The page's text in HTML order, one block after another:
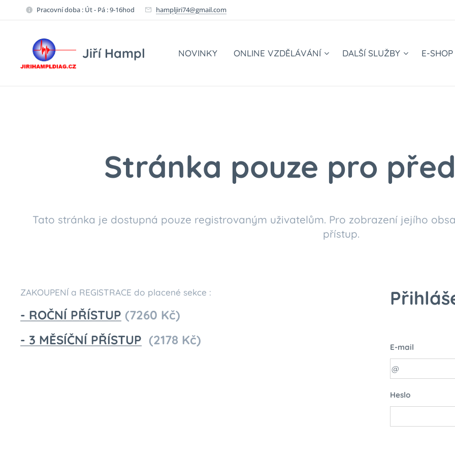
Pracovní doba : Út - Pá : 9-16hod hampljiri74@gmail.com
Jiří Hampl NOVINKY ONLINE VZDĚLÁVÁNÍ DALŠÍ SLUŽBY E-SHOP
Stránka pouze pro
Tato stránka je dostupná pouze registrovaným uživatelům. Pro zobrazení jejího
přístup.
ZAKOUPENÍ a REGISTRACE do placené sekce :
- ROČNÍ PŘÍSTUP (7260 Kč)
- 3 MĚSÍČNÍ PŘÍSTUP (2178 Kč) E-mail
Heslo